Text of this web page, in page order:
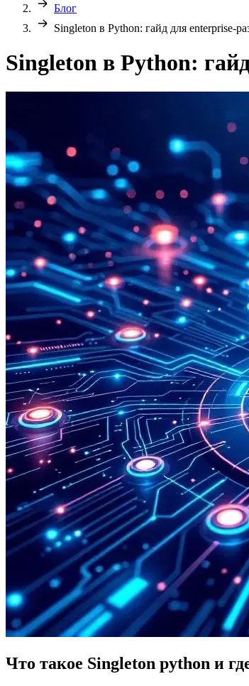
Блог
Singleton в Python: гайд для enterprise-
Singleton в Python:
Что такое Singleton python и